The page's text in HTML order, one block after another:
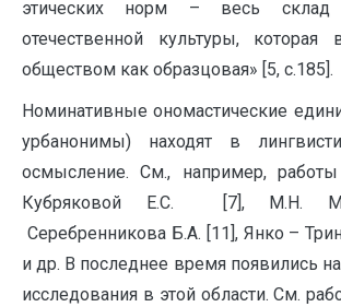
этических норм – весь склад
отечественной культуры, которая
обществом как образцовая» [5, с.185].
Номинативные ономастические
урбанонимы) находят в
осмысление. См., например,
Кубряковой Е.С. [7], М.Н.
Серебренникова Б.А. [11], Янко –
и др. В последнее время появились
исследования в этой области. См.